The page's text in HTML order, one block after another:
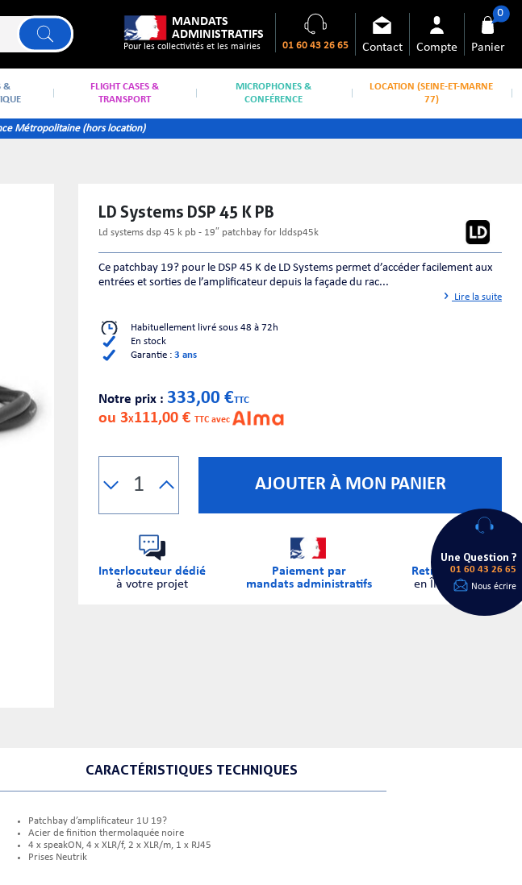
MANDATS
ADMINISTRATIFS
Pour les collectivités et les mairies 01 60 43 26 65 Contact Compte Panier
0
&
FLIGHT CASES &
TRANSPORT
MICROPHONES &
CONFÉRENCE
LOCATION (SEINE-ET-MARNE
77)
Métropolitaine (hors location)
LD Systems DSP 45 K PB
ld systems dsp 45 k pb - 19″ patchbay for lddsp45k
Ce patchbay 19? pour le DSP 45 K de LD Systems permet d’accéder facilement aux
entrées et sorties de l’amplificateur depuis la façade du rac...
Lire la suite
Habituellement livré sous 48 à 72h
En stock
Garantie : 3 ans
Notre prix : 333,00 €TTC
ou 3X111,00 € TTC avec
AJOUTER À MON PANIER
Interlocuteur dédié
à votre projet
Paiement par
mandats administratifs
Retrait sur place
en Île-de-France
CARACTÉRISTIQUES TECHNIQUES
Patchbay d’amplificateur 1U 19?
Acier de finition thermolaquée noire
4 x speakON, 4 x XLR/f, 2 x XLR/m, 1 x RJ45
Prises Neutrik
Une Question ?
01 60 43 26 65
Nous écrire